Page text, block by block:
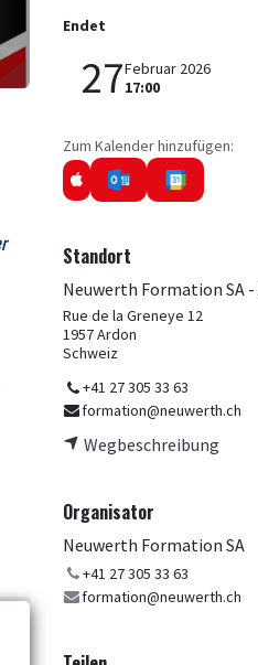
Endet
27Februar 2026
17:00
Zum Kalender hinzufügen:
Standort
Neuwerth Formation SA -
Rue de la Greneye 12
1957 Ardon
Schweiz
+41 27 305 33 63
formation@neuwerth.ch
Wegbeschreibung
Organisator
Neuwerth Formation SA
+41 27 305 33 63
formation@neuwerth.ch